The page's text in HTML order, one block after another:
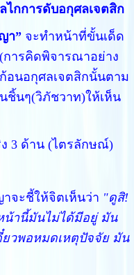
กการดับอกุศลเจตสิก
า”จะทำหน้าที่ขั้นเด็ด
ารคิดพิจารณาอย่าง
ก้อนอกุศลเจตสิกนั้นตาม
ชิ้นๆ(วิภัชวาท)ให้เห็น
3 ด้าน (ไตรลักษณ์)
จะชี้ให้จิตเห็นว่า "ดูสิ!
น้านี้มันไม่ได้มีอยู่ มัน
ยวพอหมดเหตุปัจจัย มัน